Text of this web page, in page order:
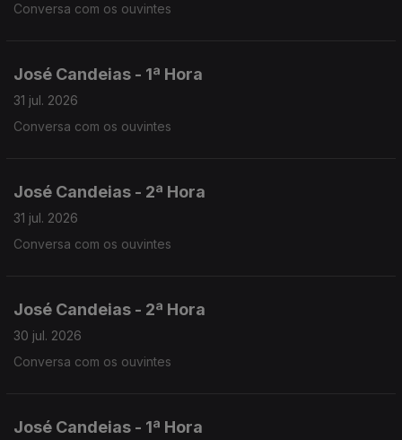
Conversa com os ouvintes
José Candeias - 1ª Hora
31 jul. 2026
Conversa com os ouvintes
José Candeias - 2ª Hora
31 jul. 2026
Conversa com os ouvintes
José Candeias - 2ª Hora
30 jul. 2026
Conversa com os ouvintes
José Candeias - 1ª Hora